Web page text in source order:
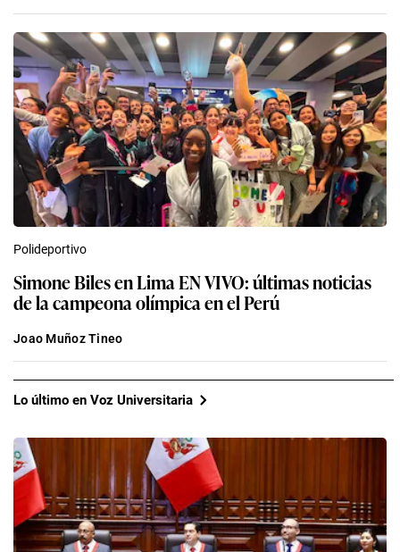
Polideportivo
Simone Biles en Lima EN VIVO: últimas noticias
de la campeona olímpica en el Perú
Joao Muñoz Tineo
Lo último en Voz Universitaria